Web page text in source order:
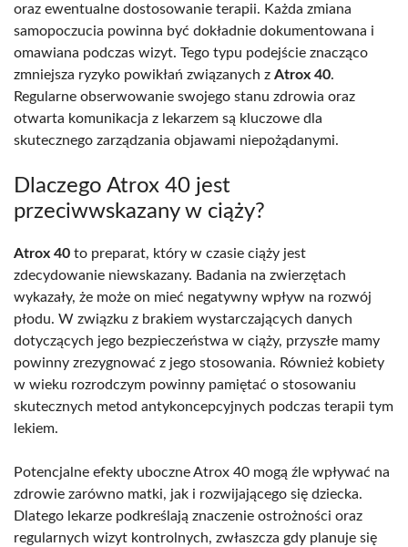
oraz ewentualne dostosowanie terapii. Każda zmiana
samopoczucia powinna być dokładnie dokumentowana i
omawiana podczas wizyt. Tego typu podejście znacząco
zmniejsza ryzyko powikłań związanych z Atrox 40.
Regularne obserwowanie swojego stanu zdrowia oraz
otwarta komunikacja z lekarzem są kluczowe dla
skutecznego zarządzania objawami niepożądanymi.
Dlaczego Atrox 40 jest
przeciwwskazany w ciąży?
Atrox 40 to preparat, który w czasie ciąży jest
zdecydowanie niewskazany. Badania na zwierzętach
wykazały, że może on mieć negatywny wpływ na rozwój
płodu. W związku z brakiem wystarczających danych
dotyczących jego bezpieczeństwa w ciąży, przyszłe mamy
powinny zrezygnować z jego stosowania. Również kobiety
w wieku rozrodczym powinny pamiętać o stosowaniu
skutecznych metod antykoncepcyjnych podczas terapii tym
lekiem.
Potencjalne efekty uboczne Atrox 40 mogą źle wpływać na
zdrowie zarówno matki, jak i rozwijającego się dziecka.
Dlatego lekarze podkreślają znaczenie ostrożności oraz
regularnych wizyt kontrolnych, zwłaszcza gdy planuje się